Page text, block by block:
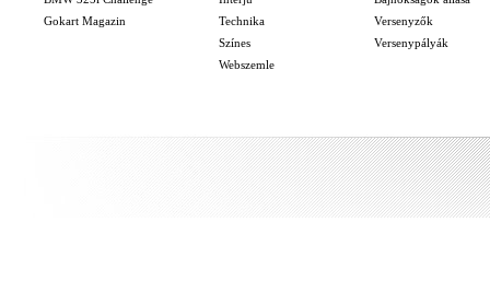
Gokart Magazin
Technika
Színes
Webszemle
Versenyzők
Versenypályák